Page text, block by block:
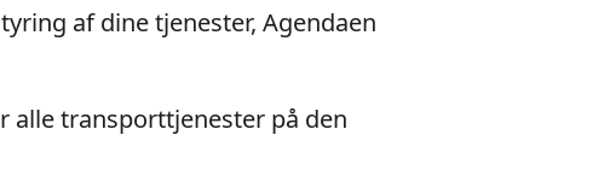
af dine tjenester, Agendaen
alle transporttjenester på den